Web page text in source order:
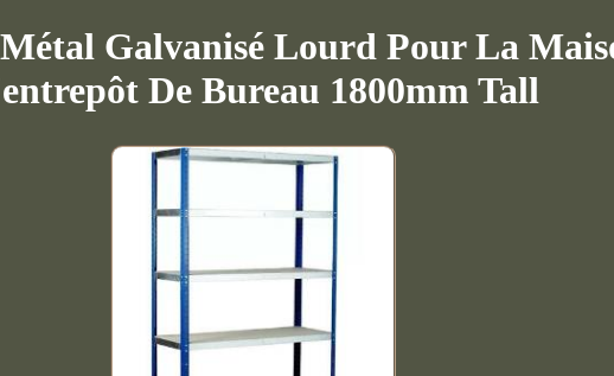
Galvanisé Lourd Pour La
De Bureau 1800mm Tall